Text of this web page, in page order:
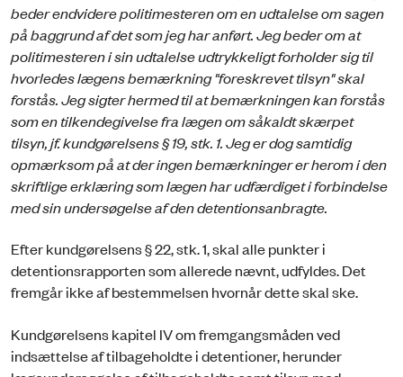
beder endvidere politimesteren om en udtalelse om sagen
på baggrund af det som jeg har anført. Jeg beder om at
politimesteren i sin udtalelse udtrykkeligt forholder sig til
hvorledes lægens bemærkning "foreskrevet tilsyn" skal
forstås. Jeg sigter hermed til at bemærkningen kan forstås
som en tilkendegivelse fra lægen om såkaldt skærpet
tilsyn, jf. kundgørelsens § 19, stk. 1. Jeg er dog samtidig
opmærksom på at der ingen bemærkninger er herom i den
skriftlige erklæring som lægen har udfærdiget i forbindelse
med sin undersøgelse af den detentionsanbragte.
Efter kundgørelsens § 22, stk. 1, skal alle punkter i
detentionsrapporten som allerede nævnt, udfyldes. Det
fremgår ikke af bestemmelsen hvornår dette skal ske.
Kundgørelsens kapitel IV om fremgangsmåden ved
indsættelse af tilbageholdte i detentioner, herunder